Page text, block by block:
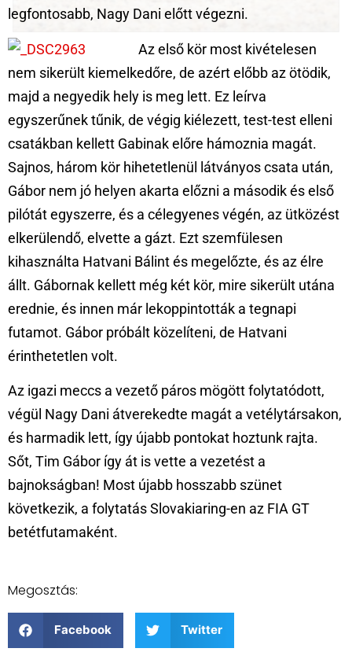
legfontosabb, Nagy Dani előtt végezni.
Az első kör most kivételesen
nem sikerült kiemelkedőre, de azért előbb az ötödik,
majd a negyedik hely is meg lett. Ez leírva
egyszerűnek tűnik, de végig kiélezett, test-test elleni
csatákban kellett Gabinak előre hámoznia magát.
Sajnos, három kör hihetetlenül látványos csata után,
Gábor nem jó helyen akarta előzni a második és első
pilótát egyszerre, és a célegyenes végén, az ütközést
elkerülendő, elvette a gázt. Ezt szemfülesen
kihasználta Hatvani Bálint és megelőzte, és az élre
állt. Gábornak kellett még két kör, mire sikerült utána
erednie, és innen már lekoppintották a tegnapi
futamot. Gábor próbált közelíteni, de Hatvani
érinthetetlen volt.
Az igazi meccs a vezető páros mögött folytatódott,
végül Nagy Dani átverekedte magát a vetélytársakon,
és harmadik lett, így újabb pontokat hoztunk rajta.
Sőt, Tim Gábor így át is vette a vezetést a
bajnokságban! Most újabb hosszabb szünet
következik, a folytatás Slovakiaring-en az FIA GT
betétfutamaként.
Megosztás:
Facebook Twitter